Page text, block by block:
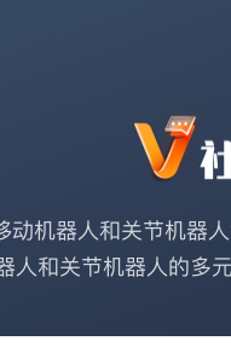
动机器人和关节机器
人和关节机器人的多